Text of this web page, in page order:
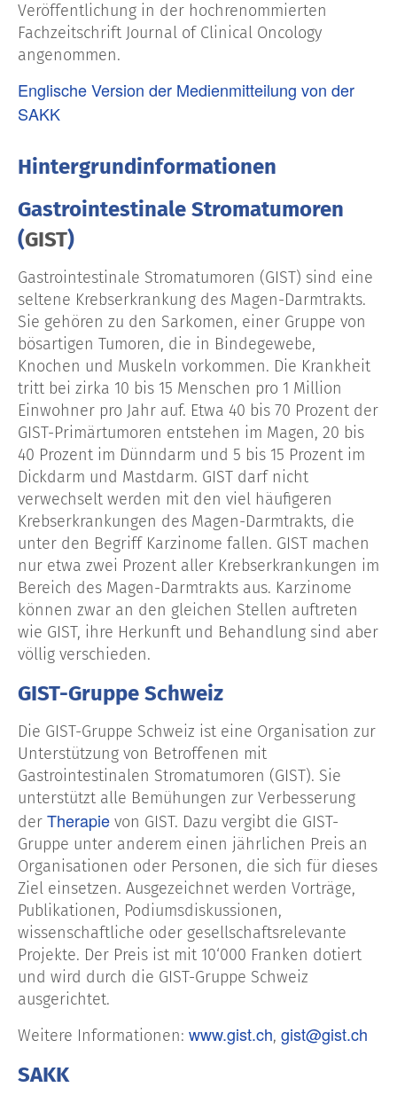
Veröffentlichung in der hochrenommierten
Fachzeitschrift Journal of Clinical Oncology
angenommen.
Englische Version der Medienmitteilung von der
SAKK
Hintergrundinformationen
Gastrointestinale Stromatumoren
(GIST)
Gastrointestinale Stromatumoren (GIST) sind eine
seltene Krebserkrankung des Magen-Darmtrakts.
Sie gehören zu den Sarkomen, einer Gruppe von
bösartigen Tumoren, die in Bindegewebe,
Knochen und Muskeln vorkommen. Die Krankheit
tritt bei zirka 10 bis 15 Menschen pro 1 Million
Einwohner pro Jahr auf. Etwa 40 bis 70 Prozent der
GIST-Primärtumoren entstehen im Magen, 20 bis
40 Prozent im Dünndarm und 5 bis 15 Prozent im
Dickdarm und Mastdarm. GIST darf nicht
verwechselt werden mit den viel häufigeren
Krebserkrankungen des Magen-Darmtrakts, die
unter den Begriff Karzinome fallen. GIST machen
nur etwa zwei Prozent aller Krebserkrankungen im
Bereich des Magen-Darmtrakts aus. Karzinome
können zwar an den gleichen Stellen auftreten
wie GIST, ihre Herkunft und Behandlung sind aber
völlig verschieden.
GIST-Gruppe Schweiz
Die GIST-Gruppe Schweiz ist eine Organisation zur
Unterstützung von Betroffenen mit
Gastrointestinalen Stromatumoren (GIST). Sie
unterstützt alle Bemühungen zur Verbesserung
der Therapie von GIST. Dazu vergibt die GIST-
Gruppe unter anderem einen jährlichen Preis an
Organisationen oder Personen, die sich für dieses
Ziel einsetzen. Ausgezeichnet werden Vorträge,
Publikationen, Podiumsdiskussionen,
wissenschaftliche oder gesellschaftsrelevante
Projekte. Der Preis ist mit 10‘000 Franken dotiert
und wird durch die GIST-Gruppe Schweiz
ausgerichtet.
Weitere Informationen: www.gist.ch, gist@gist.ch
SAKK